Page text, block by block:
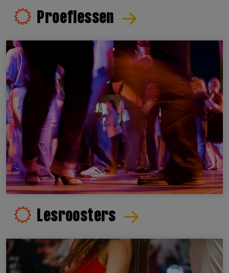
Proeflessen
Lesroosters